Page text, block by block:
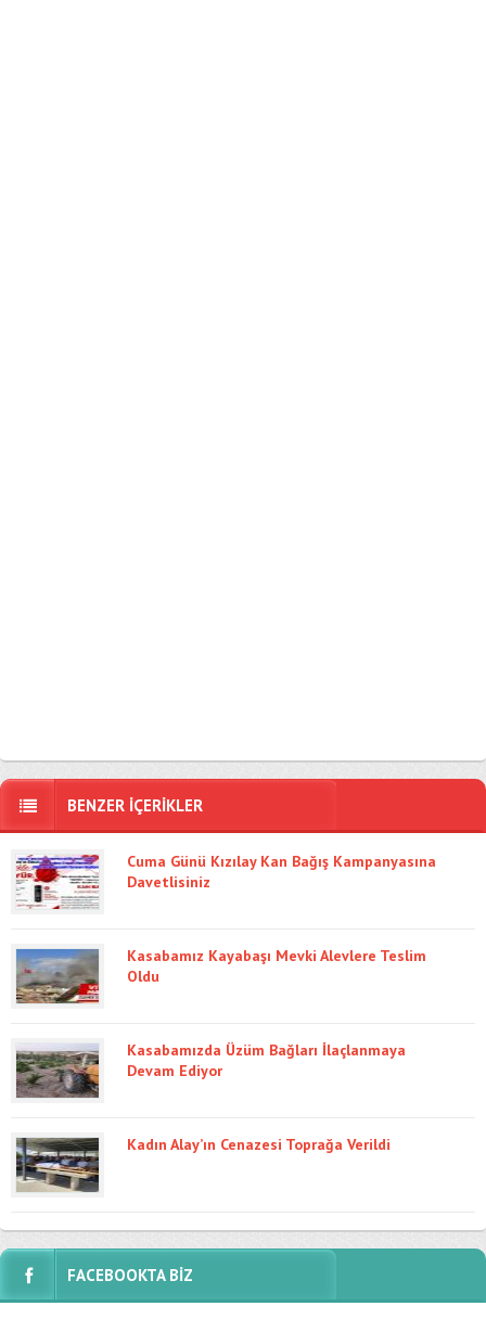
BENZER İÇERİKLER
Cuma Günü Kızılay Kan Bağış Kampanyasına
Davetlisiniz
Kasabamız Kayabaşı Mevki Alevlere Teslim
Oldu
Kasabamızda Üzüm Bağları İlaçlanmaya
Devam Ediyor
Kadın Alay’ın Cenazesi Toprağa Verildi
FACEBOOKTA BİZ